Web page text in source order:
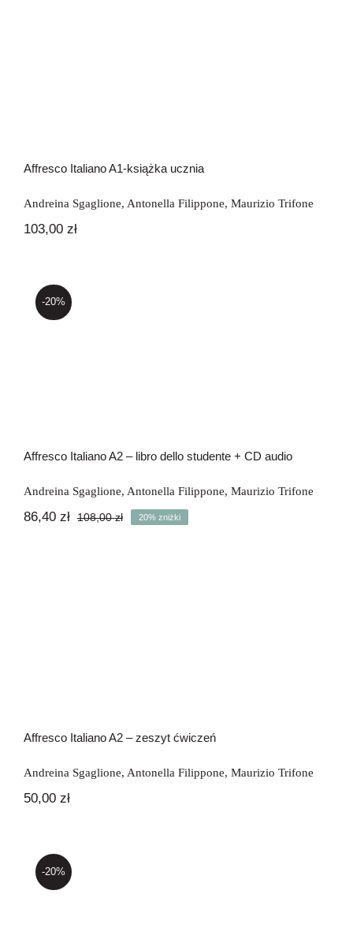
Affresco Italiano A1-książka ucznia
Andreina Sgaglione, Antonella Filippone, Maurizio Trifone
103,00 zł
-20%
Affresco Italiano A2 – libro dello studente + CD audio
Andreina Sgaglione, Antonella Filippone, Maurizio Trifone
108,00złPierwotna
86,40 zł
Aktualna
20% zniżki
Affresco Italiano A2 – zeszyt ćwiczeń
Andreina Sgaglione, Antonella Filippone, Maurizio Trifone
50,00 zł
-20%